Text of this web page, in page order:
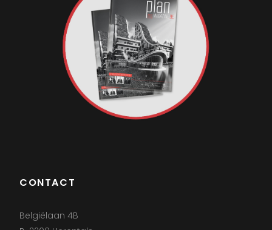
CONTACT
Belgiëlaan 4B